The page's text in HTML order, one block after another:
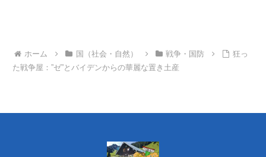
ホーム 国（社会・自然） 戦争・国防
狂っ
た戦争屋：”ゼ”とバイデンからの華麗な置き土産